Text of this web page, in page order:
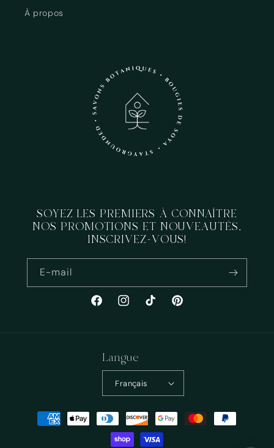
À propos
SOYEZ LES PREMIERS À CONNAÎTRE
NOS PROMOTIONS ET NOUVEAUTÉS,
INSCRIVEZ-VOUS!
E-mail
FacebookInstagramTikTok Pinterest
Langue
Français
Moyens